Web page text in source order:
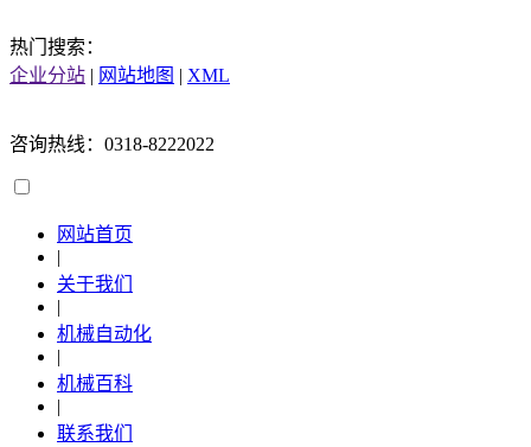
热门搜索：
企业分站 | 网站地图 | XML
咨询热线：0318-8222022
网站首页
|
关于我们
|
机械自动化
|
机械百科
|
联系我们